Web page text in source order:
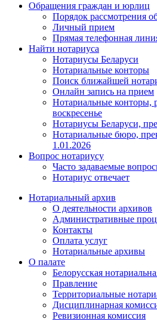
Обращения граждан и юрлиц
Порядок рассмотрения
Личный прием
Прямая телефонная
Найти нотариуса
Нотариусы Беларуси
Нотариальные конторы
Поиск ближайшей
Онлайн запись на прием
Нотариальные конторы,
воскресенье
Нотариусы Беларуси,
Нотариальные бюро,
1.01.2026
Вопрос нотариусу
Часто задаваемые
Нотариус отвечает
Нотариальный архив
О деятельности архивов
Административные
Контакты
Оплата услуг
Нотариальные архивы
О палате
Белорусская
Правление
Территориальные
Дисциплинарная
Ревизионная комиссия